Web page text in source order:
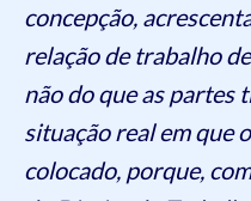
concepção,
relação de trabalho
não do que as partes
situação real em que
colocado, porque,